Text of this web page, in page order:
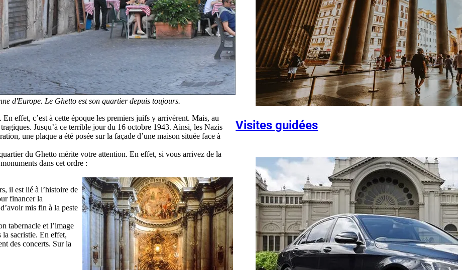
d'Europe. Le Ghetto est son quartier depuis toujours.
effet, c’est à cette époque les premiers juifs y arrivèrent. Mais, au
Jusqu’à ce terrible jour du 16 octobre 1943. Ainsi, les Nazis
une plaque a été posée sur la façade d’une maison située face à
du Ghetto mérite votre attention. En effet, si vous arrivez de la
dans cet ordre :
il est lié à l’histoire de
financer la
mis fin à la peste
tabernacle et l’image
la sacristie. En effet,
des concerts. Sur la
Visites guidées